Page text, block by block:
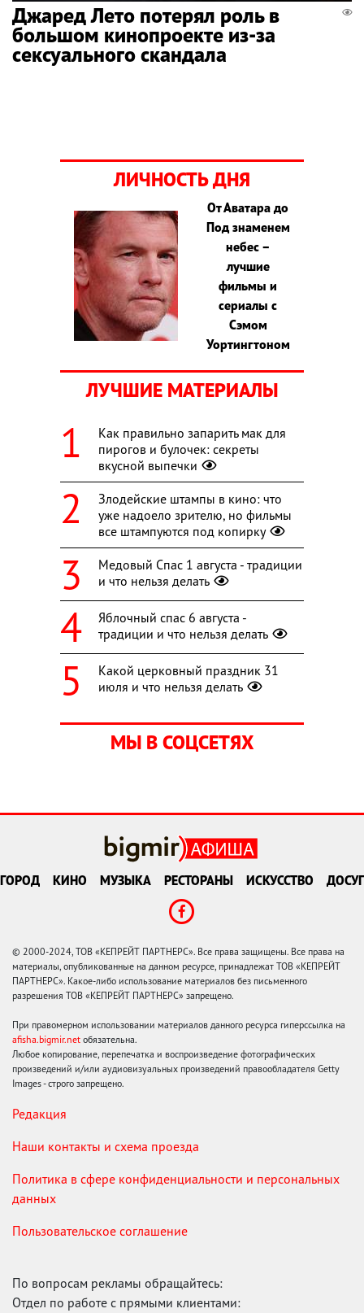
Джаред Лето потерял роль в
большом кинопроекте из-за
сексуального скандала
ЛИЧНОСТЬ ДНЯ
От Аватара до
Под знаменем
небес –
лучшие
фильмы и
сериалы с
Сэмом
Уортингтоном
ЛУЧШИЕ МАТЕРИАЛЫ
Как правильно запарить мак для
пирогов и булочек: секреты
вкусной выпечки
Злодейские штампы в кино: что
уже надоело зрителю, но фильмы
все штампуются под копирку
Медовый Спас 1 августа - традиции
и что нельзя делать
Яблочный спас 6 августа -
традиции и что нельзя делать
Какой церковный праздник 31
июля и что нельзя делать
МЫ В СОЦСЕТЯХ
ГОРОД КИНО МУЗЫКА РЕСТОРАНЫ ИСКУССТВО ДОСУГ
© 2000-2024, ТОВ «КЕПРЕЙТ ПАРТНЕРС». Все права защищены. Все права на
материалы, опубликованные на данном ресурсе, принадлежат ТОВ «КЕПРЕЙТ
ПАРТНЕРС». Какое-либо использование материалов без письменного
разрешения ТОВ «КЕПРЕЙТ ПАРТНЕРС» запрещено.
При правомерном использовании материалов данного ресурса гиперссылка на
afisha.bigmir.net обязательна.
Любое копирование, перепечатка и воспроизведение фотографических
произведений и/или аудиовизуальных произведений правообладателя Getty
Images - строго запрещено.
Редакция
Наши контакты и схема проезда
Политика в сфере конфиденциальности и персональных
данных
Пользовательское соглашение
По вопросам рекламы обращайтесь:
Отдел по работе с прямыми клиентами: